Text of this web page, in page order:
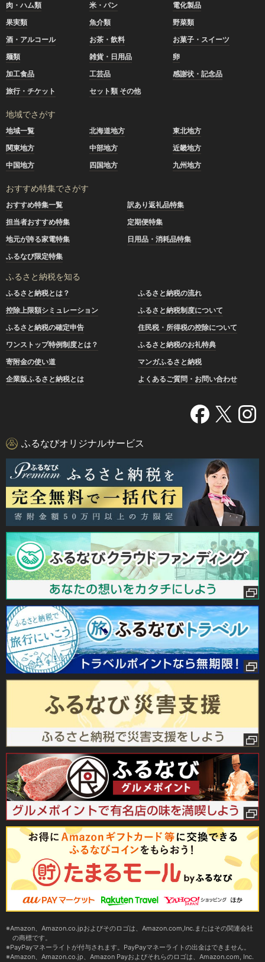
肉・ハム類 米・パン
電化製品
果実類
魚介類
野菜類
酒・アルコール
お茶・飲料
お菓子・スイーツ
麺類
雑貨・日用品
卵
加工食品
工芸品
感謝状・記念品
旅行・チケット
セット類 その他
地域でさがす
地域一覧 北海道地方
東北地方
関東地方
中部地方
近畿地方
中国地方
四国地方 九州地方
おすすめ特集でさがす
おすすめ特集一覧
訳あり返礼品特集
担当者おすすめ特集
定期便特集
地元が誇る家電特集
日用品・消耗品特集
ふるなび限定特集
ふるさと納税を知る
ふるさと納税とは？
ふるさと納税の流れ
控除上限額シミュレーション
ふるさと納税制度について
ふるさと納税の確定申告
住民税・所得税の控除について
ワンストップ特例制度とは？
ふるさと納税のお礼特典
寄附金の使い道
マンガふるさと納税
企業版ふるさと納税とは
よくあるご質問・お問い合わせ
ふるなびオリジナルサービス
Amazon、Amazon.co.jpおよびそのロゴは、Amazon.com,Inc.またはその関連会社
の商標です。
PayPayマネーライトが付与されます。PayPayマネーライトの出金はできません。
Amazon、Amazon.co.jp、Amazon Payおよびそれらのロゴは、Amazon.com, Inc.